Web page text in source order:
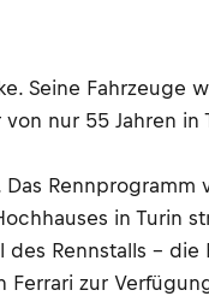
Seine
nur 55 Jahren
in Turin
Rennstalls –
zur